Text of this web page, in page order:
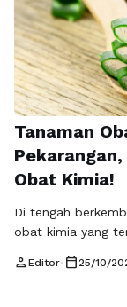
Tanaman
Obat Kimia!
Di tengah
obat kimia yang
tanaman obat.
person Editor• calendar_today 25/10/